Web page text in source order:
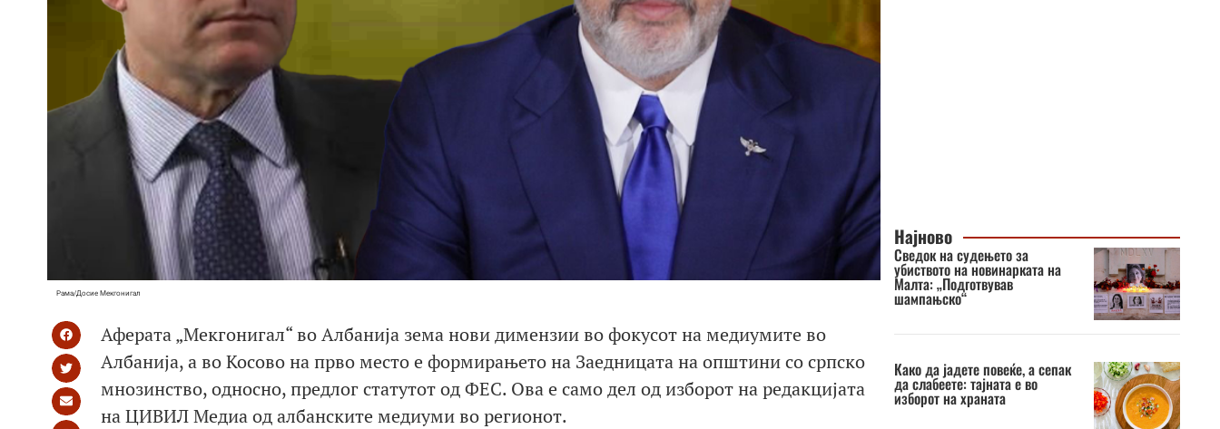
Рама/Досие Мекгонигал
Аферата „Мекгонигал“ во Албанија зема нови димензии во фокусот на медиумите во
Албанија, а во Косово на прво место е формирањето на Заедницата на општини со српско
мнозинство, односно, предлог статутот од ФЕС. Ова е само дел од изборот на редакцијата
на ЦИВИЛ Медиа од албанските медиуми во регионот.
Најново
Сведок на судењето за
убиството на новинарката на
Малта: „Подготвував
шампањско“
Како да јадете повеќе, а сепак
да слабеете: тајната е во
изборот на храната